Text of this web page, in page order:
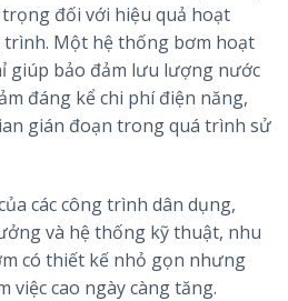
đối với hiệu quả hoạt
Một hệ thống bơm hoạt
giúp bảo đảm lưu lượng nước
đáng kể chi phí điện năng,
gián đoạn trong quá trình sử
các công trình dân dụng,
và hệ thống kỹ thuật, nhu
có thiết kế nhỏ gọn nhưng
việc cao ngày càng tăng.